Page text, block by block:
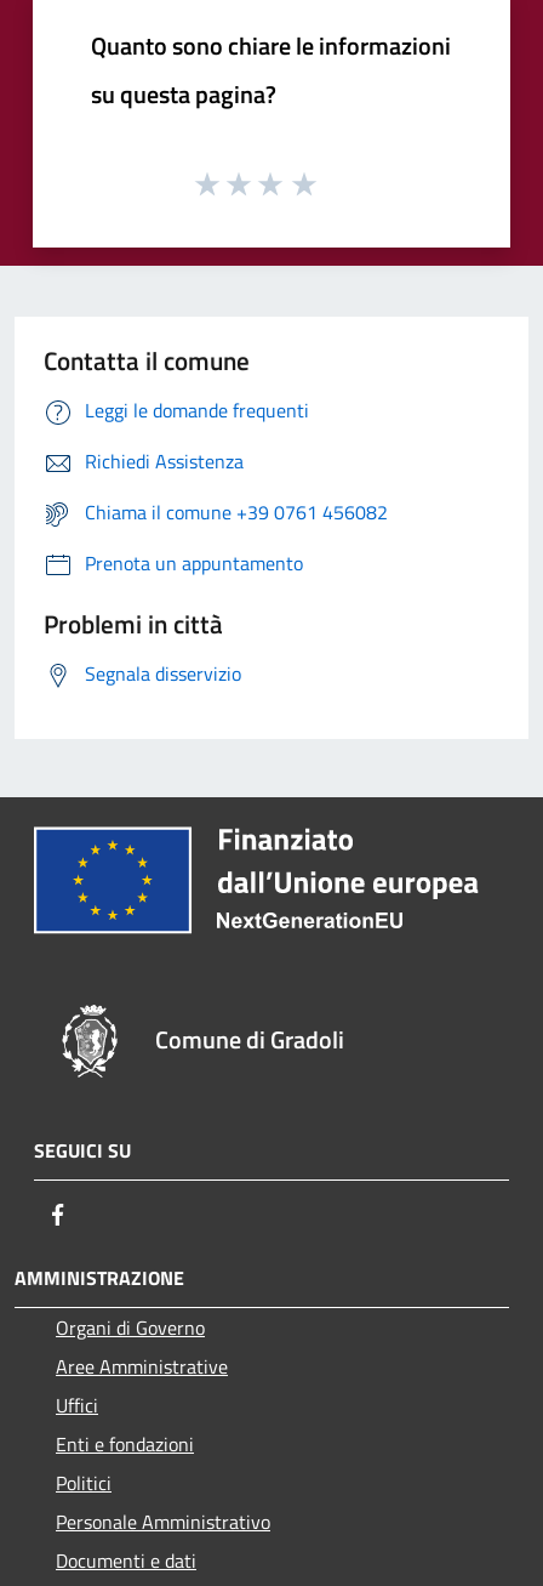
Quanto sono chiare le informazioni
su questa pagina?
Contatta il comune
Leggi le domande frequenti
Richiedi Assistenza
Chiama il comune +39 0761 456082
Prenota un appuntamento
Problemi in città
Segnala disservizio
Comune di Gradoli
SEGUICI SU
AMMINISTRAZIONE
Organi di Governo
Aree Amministrative
Uffici
Enti e fondazioni
Politici
Personale Amministrativo
Documenti e dati